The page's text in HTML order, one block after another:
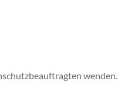
wenden.